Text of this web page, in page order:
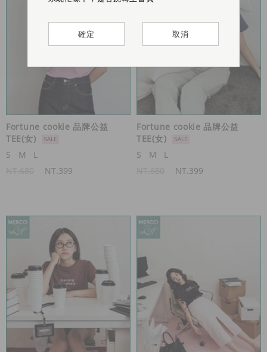
Fortune cookie 品牌公益
TEE(女)
S
M
L
NT.399
Fortune cookie 品牌公益
TEE(女)
S
M
L
NT.399
確定 取消
確定 取消
確定 取消
確定 取消